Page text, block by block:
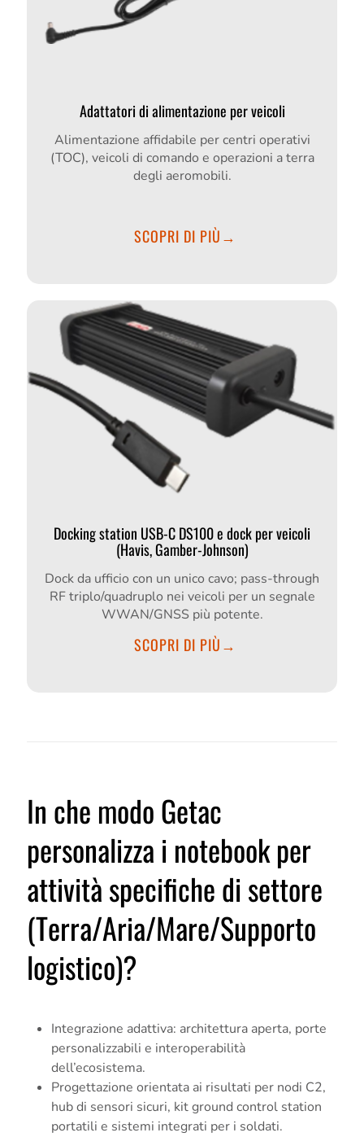
Adattatori di alimentazione per veicoli
Alimentazione affidabile per centri operativi
(TOC), veicoli di comando e operazioni a terra
degli aeromobili.
SCOPRI DI PIÙ→
Docking station USB-C DS100 e dock per veicoli
(Havis, Gamber-Johnson)
Dock da ufficio con un unico cavo; pass-through
RF triplo/quadruplo nei veicoli per un segnale
WWAN/GNSS più potente.
SCOPRI DI PIÙ→
In che modo Getac
personalizza i notebook per
attività specifiche di settore
(Terra/Aria/Mare/Supporto
logistico)?
Integrazione adattiva: architettura aperta, porte
personalizzabili e interoperabilità
dell’ecosistema.
Progettazione orientata ai risultati per nodi C2,
hub di sensori sicuri, kit ground control station
portatili e sistemi integrati per i soldati.